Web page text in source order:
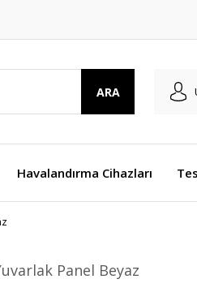
ARA
Havalandırma Cihazları
Panel Beyaz